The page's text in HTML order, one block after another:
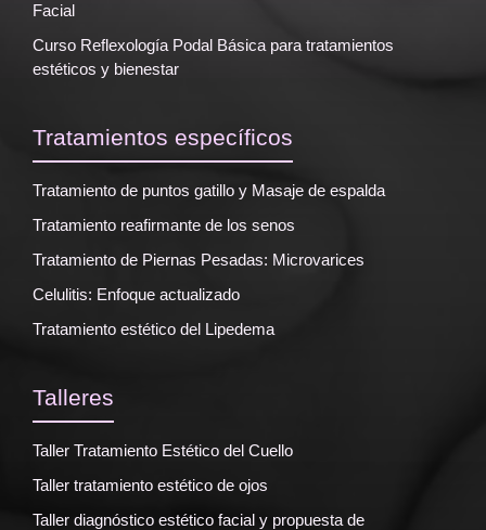
Facial
Curso Reflexología Podal Básica para tratamientos
estéticos y bienestar
Tratamientos específicos
Tratamiento de puntos gatillo y Masaje de espalda
Tratamiento reafirmante de los senos
Tratamiento de Piernas Pesadas: Microvarices
Celulitis: Enfoque actualizado
Tratamiento estético del Lipedema
Talleres
Taller Tratamiento Estético del Cuello
Taller tratamiento estético de ojos
Taller diagnóstico estético facial y propuesta de